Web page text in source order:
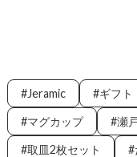
Jeramic ギフト
マグカップ 瀬
取皿2枚セット